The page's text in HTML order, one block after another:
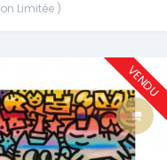
Limitée )
VENDU